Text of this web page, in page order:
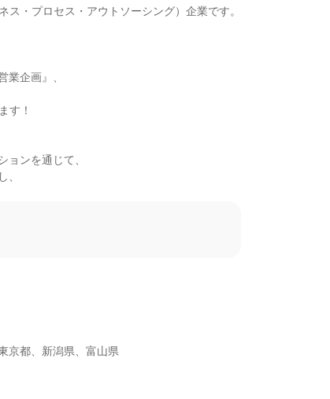
・プロセス・アウトソーシング）企業です。
業企画』、
す！
ョンを通じて、
、
京都、新潟県、富山県